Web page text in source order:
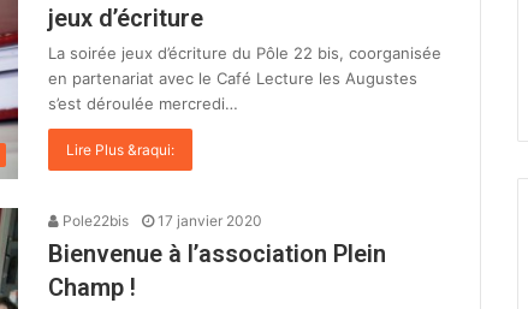
jeux d’écriture
La soirée jeux d’écriture du Pôle 22 bis, coorganisée
en partenariat avec le Café Lecture les Augustes
s’est déroulée mercredi…
Lire Plus &raqui:
Pole22bis 17 janvier 2020
Bienvenue à l’association Plein
Champ !